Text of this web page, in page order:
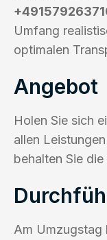
Umfang
optimalen
Angebot
Holen Sie sich
allen
behalten Sie
Am Umzugstag